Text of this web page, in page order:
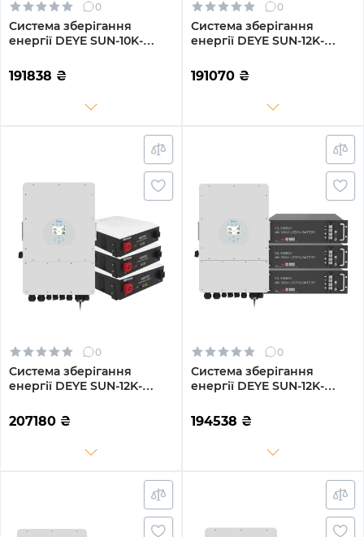
0
Система зберігання
енергії DEYE SUN-10K-
10kW 15.36kWh 3BAT
LiFePO4 6500 циклів
191838 ₴
0
Система зберігання
енергії DEYE SUN-12K-
LFP 12kW 14.4kWh 3BAT
LiFePO4 6500 циклів
191070 ₴
0
Система зберігання
енергії DEYE SUN-12K-
W 12kW 14.4kWh 3BAT
LiFePO4 6000 циклів
207180 ₴
0
Система зберігання
енергії DEYE SUN-12K-
12kW 14.4kWh 3BAT
LiFePO4 6500 циклів
194538 ₴